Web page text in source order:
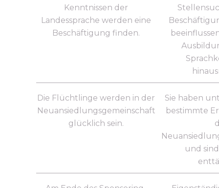
Kenntnissen der
Landessprache werden eine
Beschäftigung finden.
Die Flüchtlinge werden in der
Neuansiedlungsgemeinschaft
glücklich sein.
Sie haben
bestimmte
und